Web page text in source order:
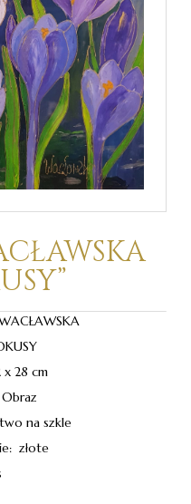
28 cm
na szkle
złote